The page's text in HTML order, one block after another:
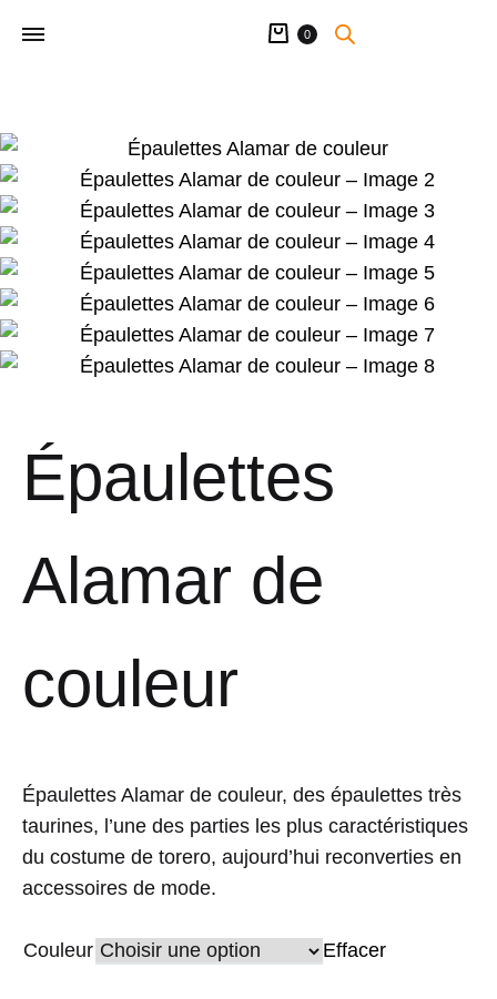
Panier
0
Épaulettes
Alamar de
couleur
Épaulettes Alamar de couleur, des épaulettes très
taurines, l’une des parties les plus caractéristiques
du costume de torero, aujourd’hui reconverties en
accessoires de mode.
Couleur Effacer